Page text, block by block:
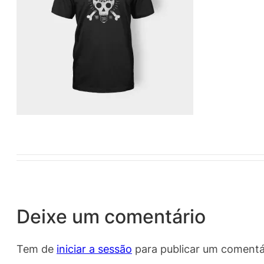
Deixe um comentário
Tem de iniciar a sessão para publicar um